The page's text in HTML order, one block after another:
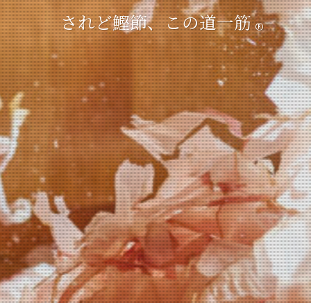
されど鰹節、この道一筋®